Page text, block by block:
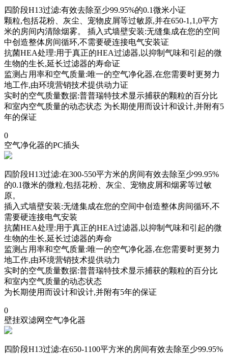
四阶段H13过滤:有效去除至少99.95%的0.1微米小证
颗粒,包括花粉、灰尘、宠物皮屑等过敏原,并在650-1,1,0平方
米的房间内清除烟雾。 插入式墙壁安装:无缝集成在您的空间
中创造整体房间循环,不需要硬连接电气安装证
抗菌HEA处理:用于真正的HEA过滤器,以抑制气味和引起的微
生物的生长,延长过滤器的寿命证
监测占用率和空气质量:唯一的空气净化器,在您需要时更努力
地工作,由环境营销技术提供动力证
实时的空气质量数据:普普瑞特技术显示捕获的颗粒的百分比
和室内空气质量的动态状态 为长期使用而设计和设计,并附有5
年的保证
0
空气净化器的PC插头
四阶段H13过滤:在300-550平方米的房间有效去除至少99.95%
的0.1微米的微粒,包括花粉、灰尘、宠物皮屑和烟雾等过敏
原。
插入式墙壁安装:无缝集成在您的空间中创造整体房间循环,不
需要硬连接电气安装
抗菌HEA处理:用于真正的HEA过滤器,以抑制气味和引起的微
生物的生长,延长过滤器的寿命
监测占用率和空气质量:唯一的空气净化器,在您需要时更努力
地工作,由环境营销技术提供动力
实时的空气质量数据:普普瑞特技术显示捕获的颗粒的百分比
和室内空气质量的动态状态
为长期使用而设计和设计,并附有5年的保证
0
壁挂双滤网空气净化器
四阶段H13过滤:在650-1100平方米的房间有效去除至少99.95%